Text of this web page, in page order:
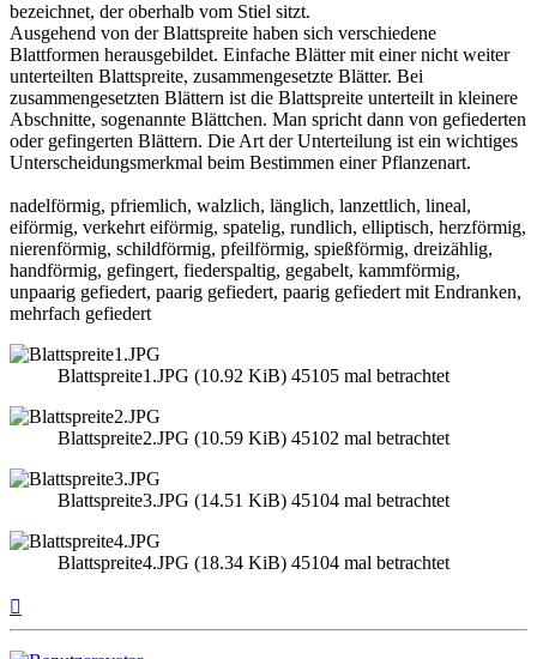
bezeichnet, der oberhalb vom Stiel sitzt.
Ausgehend von der Blattspreite haben sich verschiedene
Blattformen herausgebildet. Einfache Blätter mit einer nicht weiter
unterteilten Blattspreite, zusammengesetzte Blätter. Bei
zusammengesetzten Blättern ist die Blattspreite unterteilt in kleinere
Abschnitte, sogenannte Blättchen. Man spricht dann von gefiederten
oder gefingerten Blättern. Die Art der Unterteilung ist ein wichtiges
Unterscheidungsmerkmal beim Bestimmen einer Pflanzenart.
nadelförmig, pfriemlich, walzlich, länglich, lanzettlich, lineal,
eiförmig, verkehrt eiförmig, spatelig, rundlich, elliptisch, herzförmig,
nierenförmig, schildförmig, pfeilförmig, spießförmig, dreizählig,
handförmig, gefingert, fiederspaltig, gegabelt, kammförmig,
unpaarig gefiedert, paarig gefiedert, paarig gefiedert mit Endranken,
mehrfach gefiedert
Blattspreite1.JPG (10.92 KiB) 45105 mal betrachtet
Blattspreite2.JPG (10.59 KiB) 45102 mal betrachtet
Blattspreite3.JPG (14.51 KiB) 45104 mal betrachtet
Blattspreite4.JPG (18.34 KiB) 45104 mal betrachtet